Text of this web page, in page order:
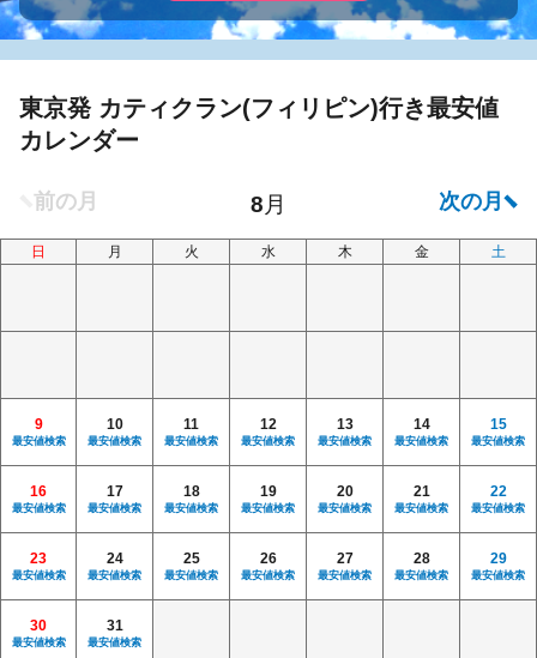
東京発 カティクラン(フィリピン)行き最安値
カレンダー
日 月 火 水 木 金 土
9
最安値検索
10
最安値検索
11
最安値検索
12
最安値検索
13
最安値検索
14
最安値検索
15
最安値検索
16
最安値検索
17
最安値検索
18
最安値検索
19
最安値検索
20
最安値検索
21
最安値検索
22
最安値検索
23
最安値検索
24
最安値検索
25
最安値検索
26
最安値検索
27
最安値検索
28
最安値検索
29
最安値検索
30
最安値検索
31
最安値検索